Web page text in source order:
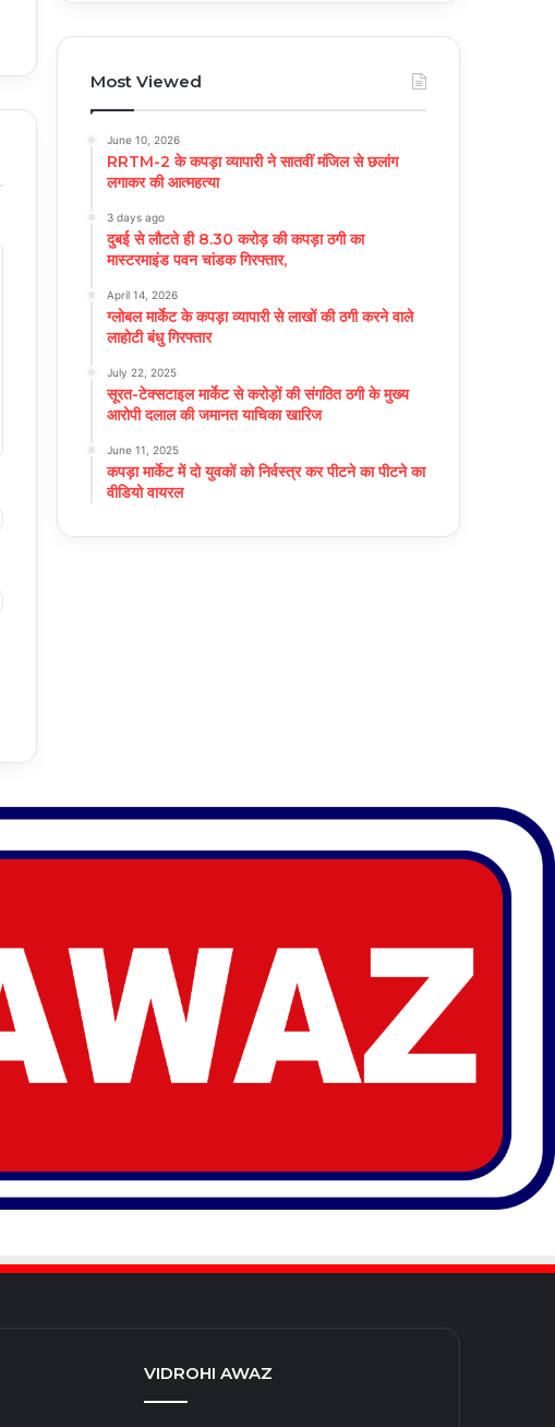
Most Viewed
June 10, 2026
RRTM-2 के कपड़ा व्यापारी ने सातवीं मंजिल से छलांग
लगाकर की आत्महत्या
3 days ago
दुबई से लौटते ही 8.30 करोड़ की कपड़ा ठगी का
मास्टरमाइंड पवन चांडक गिरफ्तार,
April 14, 2026
ग्लोबल मार्केट के कपड़ा व्यापारी से लाखों की ठगी करने वाले
लाहोटी बंधु गिरफ्तार
July 22, 2025
सूरत-टेक्सटाइल मार्केट से करोड़ों की संगठित ठगी के मुख्य
आरोपी दलाल की जमानत याचिका खारिज
June 11, 2025
कपड़ा मार्केट में दो युवकों को निर्वस्त्र कर पीटने का पीटने का
वीडियो वायरल
VIDROHI AWAZ